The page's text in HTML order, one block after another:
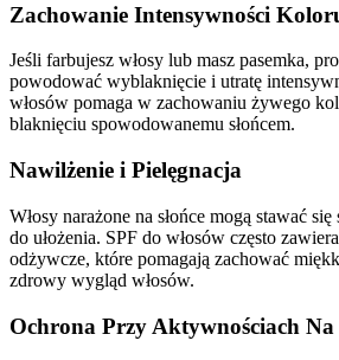
Zachowanie Intensywności
Jeśli farbujesz włosy lub masz pasemka,
powodować wyblaknięcie i utratę
włosów pomaga w zachowaniu żywego
blaknięciu spowodowanemu słońcem.
Nawilżenie i Pielęgnacja
Włosy narażone na słońce mogą stawać
do ułożenia. SPF do włosów często
odżywcze, które pomagają zachować
zdrowy wygląd włosów.
Ochrona Przy Aktywnościach